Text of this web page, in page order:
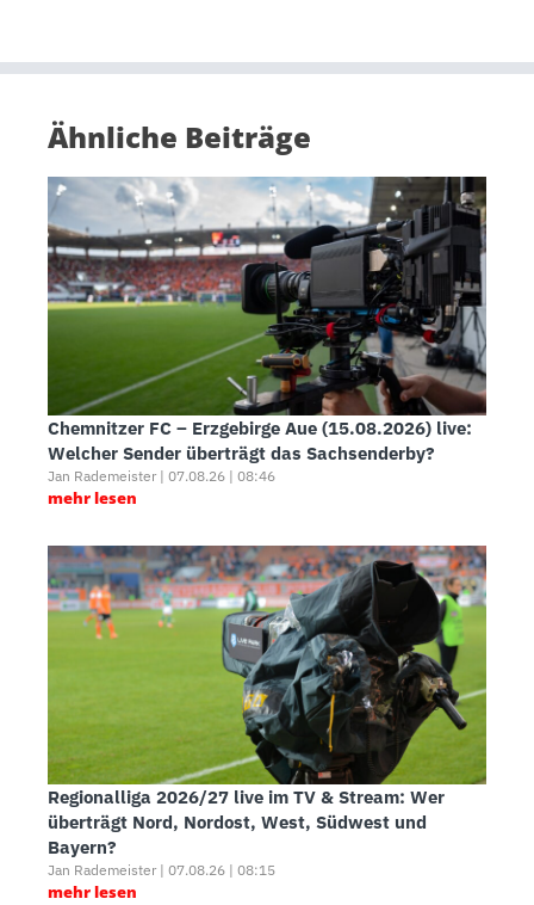
Ähnliche Beiträge
Chemnitzer FC – Erzgebirge Aue (15.08.2026) live:
Welcher Sender überträgt das Sachsenderby?
Jan Rademeister | 07.08.26 | 08:46
mehr lesen
Regionalliga 2026/27 live im TV & Stream: Wer
überträgt Nord, Nordost, West, Südwest und
Bayern?
Jan Rademeister | 07.08.26 | 08:15
mehr lesen